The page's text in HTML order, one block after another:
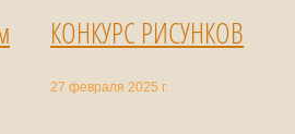
КОНКУРС РИСУНКОВ
27 февраля 2025 г.